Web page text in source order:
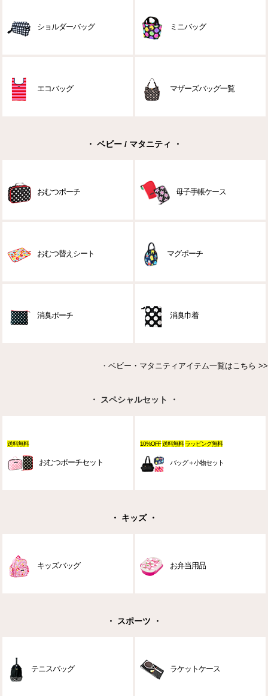
ショルダーバッグ ミニバッグ
エコバッグ マザーズバッグ一覧
・ ベビー / マタニティ ・
おむつポーチ 母子手帳ケース
おむつ替えシート マグポーチ
消臭ポーチ 消臭巾着
・ ベビー・マタニティアイテム一覧はこちら >>
・ スペシャルセット ・
送料無料
おむつポーチセット
10%OFF 送料無料 ラッピング無料
バッグ＋小物セット
・ キッズ ・
キッズバッグ お弁当用品
・ スポーツ ・
テニスバッグ ラケットケース